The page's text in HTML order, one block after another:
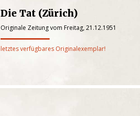
Die Tat (Zürich)
Originale Zeitung vom Freitag, 21.12.1951
letztes verfügbares Originalexemplar!